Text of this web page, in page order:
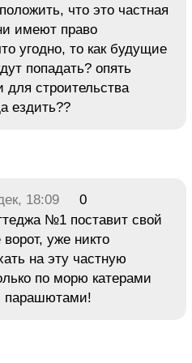
что это частная
имеют право
угодно, то как будущие
попадать? опять
для строительства
ездить??
18:09
0
№1 поставит свой
уже никто
на эту частную
по морю катерами
парашютами!